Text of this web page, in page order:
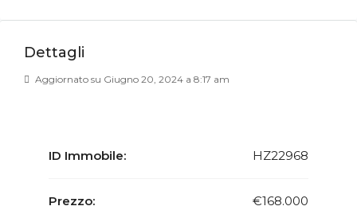
Dettagli
Aggiornato su Giugno 20, 2024 a 8:17 am
ID Immobile: HZ22968
Prezzo: €168.000